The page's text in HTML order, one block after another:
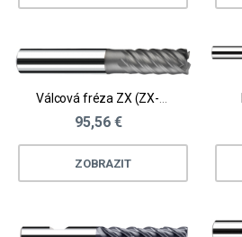
Válcová fréza ZX (ZX-NV5)
95,56 €
ZOBRAZIT